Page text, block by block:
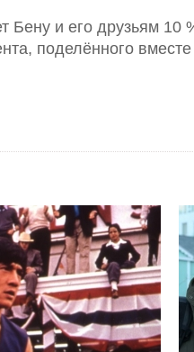
Бену и его друзьям 10
поделённого